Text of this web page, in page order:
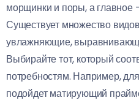
морщинки и поры, а главное
Существует множество
увлажняющие,
Выбирайте тот, который
потребностям. Например,
подойдет матирующий